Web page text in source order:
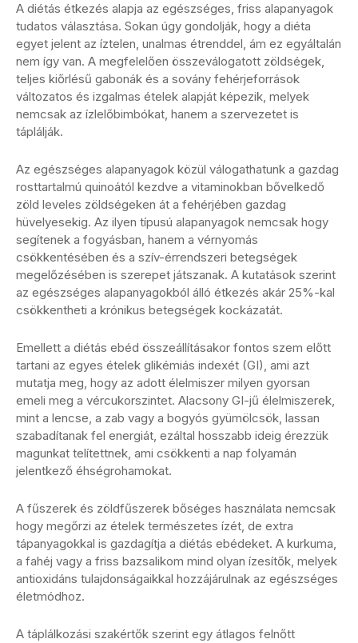
A diétás étkezés alapja az egészséges, friss alapanyagok
tudatos választása. Sokan úgy gondolják, hogy a diéta
egyet jelent az íztelen, unalmas étrenddel, ám ez egyáltalán
nem így van. A megfelelően összeválogatott zöldségek,
teljes kiőrlésű gabonák és a sovány fehérjeforrások
változatos és izgalmas ételek alapját képezik, melyek
nemcsak az ízlelőbimbókat, hanem a szervezetet is
táplálják.
Az egészséges alapanyagok közül válogathatunk a gazdag
rosttartalmú quinoától kezdve a vitaminokban bővelkedő
zöld leveles zöldségeken át a fehérjében gazdag
hüvelyesekig. Az ilyen típusú alapanyagok nemcsak hogy
segítenek a fogyásban, hanem a vérnyomás
csökkentésében és a szív-érrendszeri betegségek
megelőzésében is szerepet játszanak. A kutatások szerint
az egészséges alapanyagokból álló étkezés akár 25%-kal
csökkentheti a krónikus betegségek kockázatát.
Emellett a diétás ebéd összeállításakor fontos szem előtt
tartani az egyes ételek glikémiás indexét (GI), ami azt
mutatja meg, hogy az adott élelmiszer milyen gyorsan
emeli meg a vércukorszintet. Alacsony GI-jű élelmiszerek,
mint a lencse, a zab vagy a bogyós gyümölcsök, lassan
szabadítanak fel energiát, ezáltal hosszabb ideig érezzük
magunkat telítettnek, ami csökkenti a nap folyamán
jelentkező éhségrohamokat.
A fűszerek és zöldfűszerek bőséges használata nemcsak
hogy megőrzi az ételek természetes ízét, de extra
tápanyagokkal is gazdagítja a diétás ebédeket. A kurkuma,
a fahéj vagy a friss bazsalikom mind olyan ízesítők, melyek
antioxidáns tulajdonságaikkal hozzájárulnak az egészséges
életmódhoz.
A táplálkozási szakértők szerint egy átlagos felnőtt